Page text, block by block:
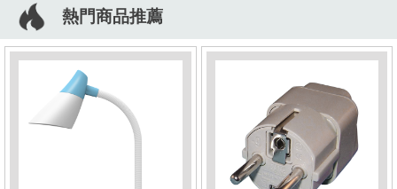
熱門商品推薦